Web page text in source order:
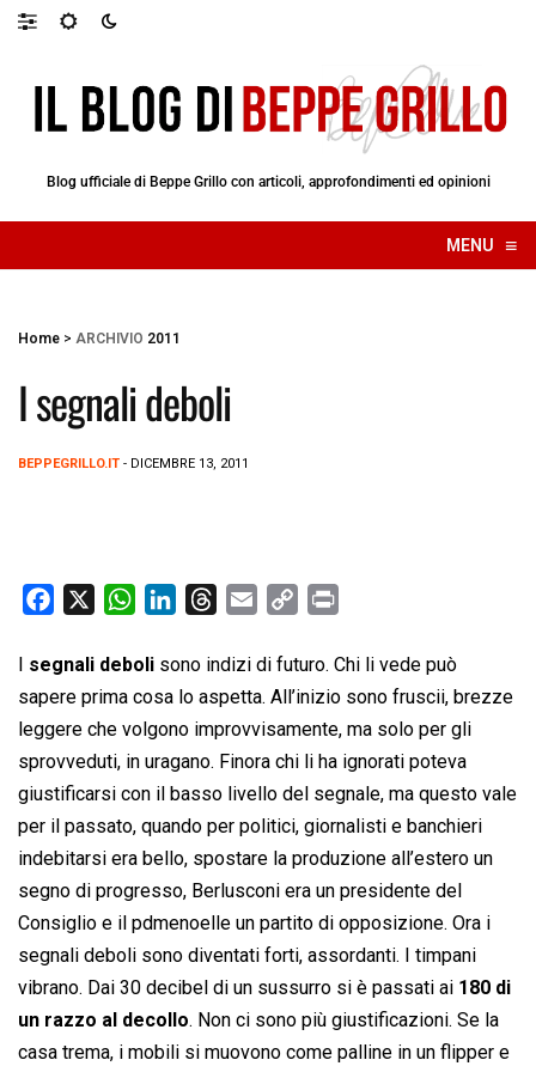
Blog ufficiale di Beppe Grillo con articoli, approfondimenti ed opinioni
MENU ≡
☰
Home > ARCHIVIO 2011
I segnali deboli
BEPPEGRILLO.IT - DICEMBRE 13, 2011
c
e
b
o
o
k
W
a
t
s
A
p
p
n
k
e
d
I
n
r
e
a
d
s
a
i
l
p
y
L
i
n
k
i
n
segnali deboli sono indizi di futuro. Chi li vede può
sapere prima cosa lo aspetta. All’inizio sono fruscii, brezze
leggere che volgono improvvisamente, ma solo per gli
sprovveduti, in uragano. Finora chi li ha ignorati poteva
giustificarsi con il basso livello del segnale, ma questo vale
per il passato, quando per politici, giornalisti e banchieri
indebitarsi era bello, spostare la produzione all’estero un
segno di progresso, Berlusconi era un presidente del
Consiglio e il pdmenoelle un partito di opposizione. Ora i
segnali deboli sono diventati forti, assordanti. I timpani
vibrano. Dai 30 decibel di un sussurro si è passati ai 180 di
un razzo al decollo. Non ci sono più giustificazioni. Se la
casa trema, i mobili si muovono come palline in un flipper e